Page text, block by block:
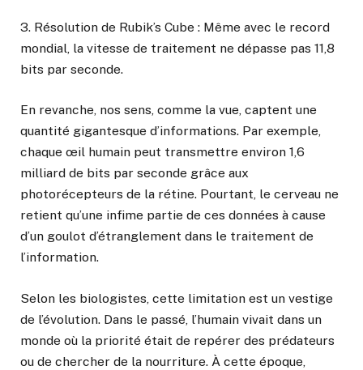
3. Résolution de Rubik’s Cube : Même avec le record
mondial, la vitesse de traitement ne dépasse pas 11,8
bits par seconde.
En revanche, nos sens, comme la vue, captent une
quantité gigantesque d’informations. Par exemple,
chaque œil humain peut transmettre environ 1,6
milliard de bits par seconde grâce aux
photorécepteurs de la rétine. Pourtant, le cerveau ne
retient qu’une infime partie de ces données à cause
d’un goulot d’étranglement dans le traitement de
l’information.
Selon les biologistes, cette limitation est un vestige
de l’évolution. Dans le passé, l’humain vivait dans un
monde où la priorité était de repérer des prédateurs
ou de chercher de la nourriture. À cette époque,